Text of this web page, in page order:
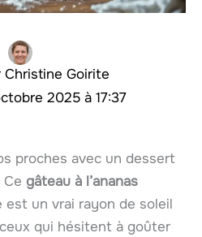
Christine Goirite
2025 à 17:37
proches avec un dessert
Ce gâteau à l’ananas
est un vrai rayon de soleil
qui hésitent à goûter